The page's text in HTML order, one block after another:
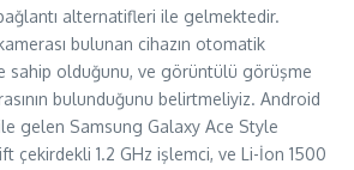
alternatifleri ile gelmektedir.
bulunan cihazın otomatik
sahip olduğunu, ve görüntülü görüşme
bulunduğunu belirtmeliyiz. Android
gelen Samsung Galaxy Ace Style
çekirdekli 1.2 GHz işlemci, ve Li-İon 1500